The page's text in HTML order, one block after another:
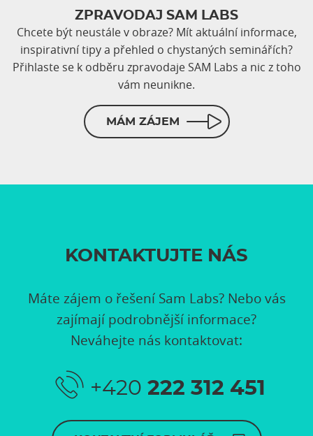
ZPRAVODAJ SAM LABS
Chcete být neustále v obraze? Mít aktuální informace,
inspirativní tipy a přehled o chystaných seminářích?
Přihlaste se k odběru zpravodaje SAM Labs a nic z toho
vám neunikne.
MÁM ZÁJEM
KONTAKTUJTE NÁS
Máte zájem o řešení Sam Labs? Nebo vás
zajímají podrobnější informace?
Neváhejte nás kontaktovat:
+420 222 312 451